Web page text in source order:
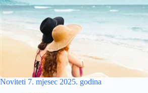
Noviteti 7. mjesec 2025. godina